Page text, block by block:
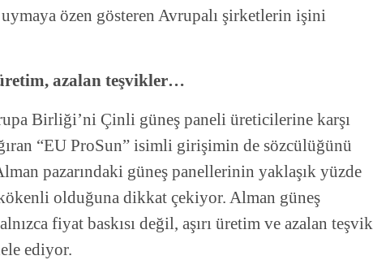
özen gösteren Avrupalı şirketlerin işini
üretim, azalan teşvikler…
Birliği’ni Çinli güneş paneli üreticilerine karşı
“EU ProSun” isimli girişimin de sözcülüğünü
pazarındaki güneş panellerinin yaklaşık yüzde
olduğuna dikkat çekiyor. Alman güneş
fiyat baskısı değil, aşırı üretim ve azalan teşvik
ediyor.